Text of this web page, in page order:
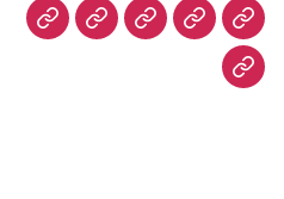
RukoResidentialCommercial
Lippo
Karawaci